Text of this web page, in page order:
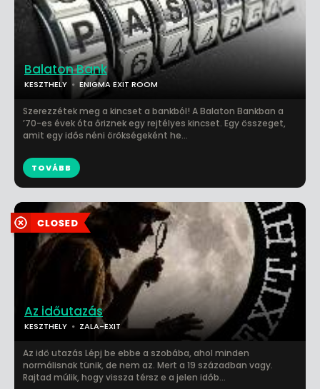
Balaton Bank
KESZTHELY ENIGMA EXIT ROOM
Szerezzétek meg a kincset a bankból! A Balaton Bankban a
’70-es évek óta őriznek egy rejtélyes kincset. Egy összeget,
amit egy idős néni örökségeként he...
TOVÁBB
Az időutazás
KESZTHELY ZALA-EXIT
Az idö utazás Lépj be ebbe a szobába, ahol minden
normálisnak tünik, de nem az. Mert a 19 században vagy.
Rajtad múlik, hogy vissza térsz e a jelen időb...